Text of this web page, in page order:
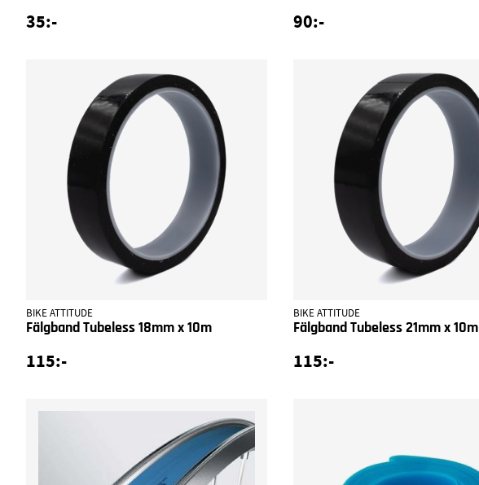
35:- 90:-
BIKE ATTITUDE
Fälgband Tubeless 18mm x 10m
115:-
BIKE ATTITUDE
Fälgband Tubeless 21mm x 10m
115:-